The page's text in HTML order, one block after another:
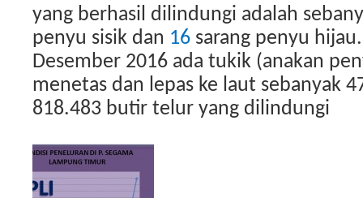
yang berhasil dilindungi adalah
penyu sisik dan 16 sarang penyu
Desember 2016 ada tukik (anakan
menetas dan lepas ke laut sebanyak
818.483 butir telur yang dilindungi